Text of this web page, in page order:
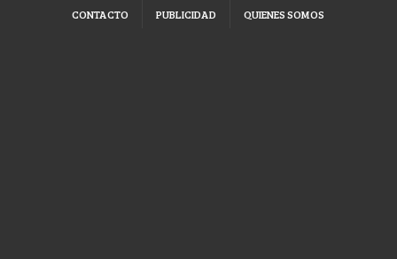
CONTACTO PUBLICIDAD QUIENES SOMOS